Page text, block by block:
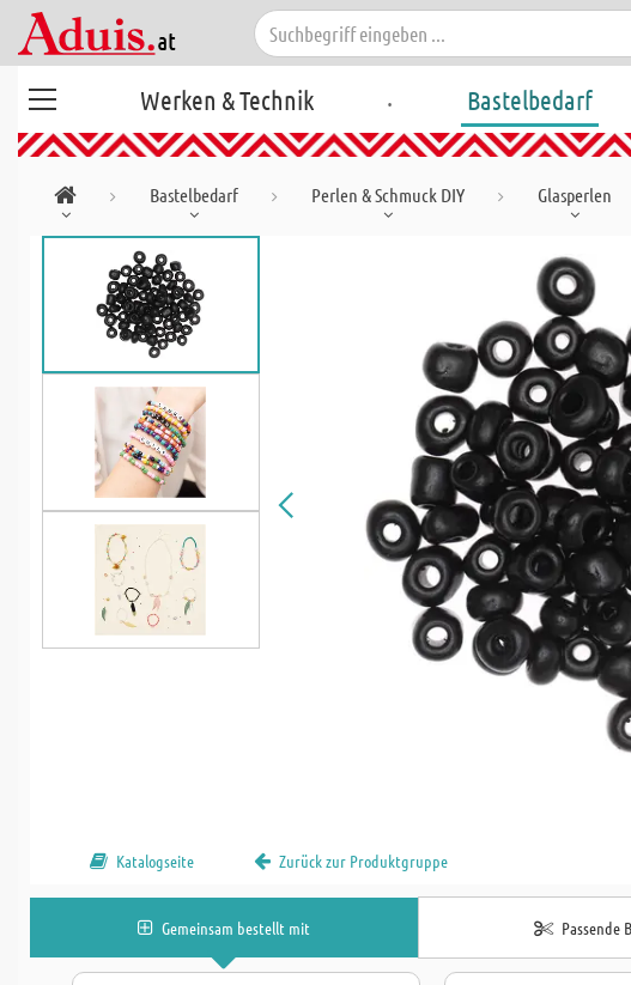
Werken & Technik . Bastelbedarf
Bastelbedarf Perlen & Schmuck DIY Glasperlen
Katalogseite Zurück zur Produktgruppe
Gemeinsam bestellt mit Passende